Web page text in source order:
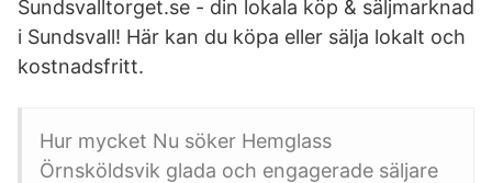
Sundsvalltorget.se - din lokala köp & säljmarknad
i Sundsvall! Här kan du köpa eller sälja lokalt och
kostnadsfritt.
Hur mycket Nu söker Hemglass
Örnsköldsvik glada och engagerade säljare